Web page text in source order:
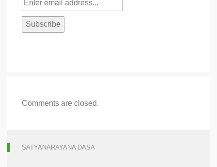
Comments are closed.
SATYANARAYANA DASA